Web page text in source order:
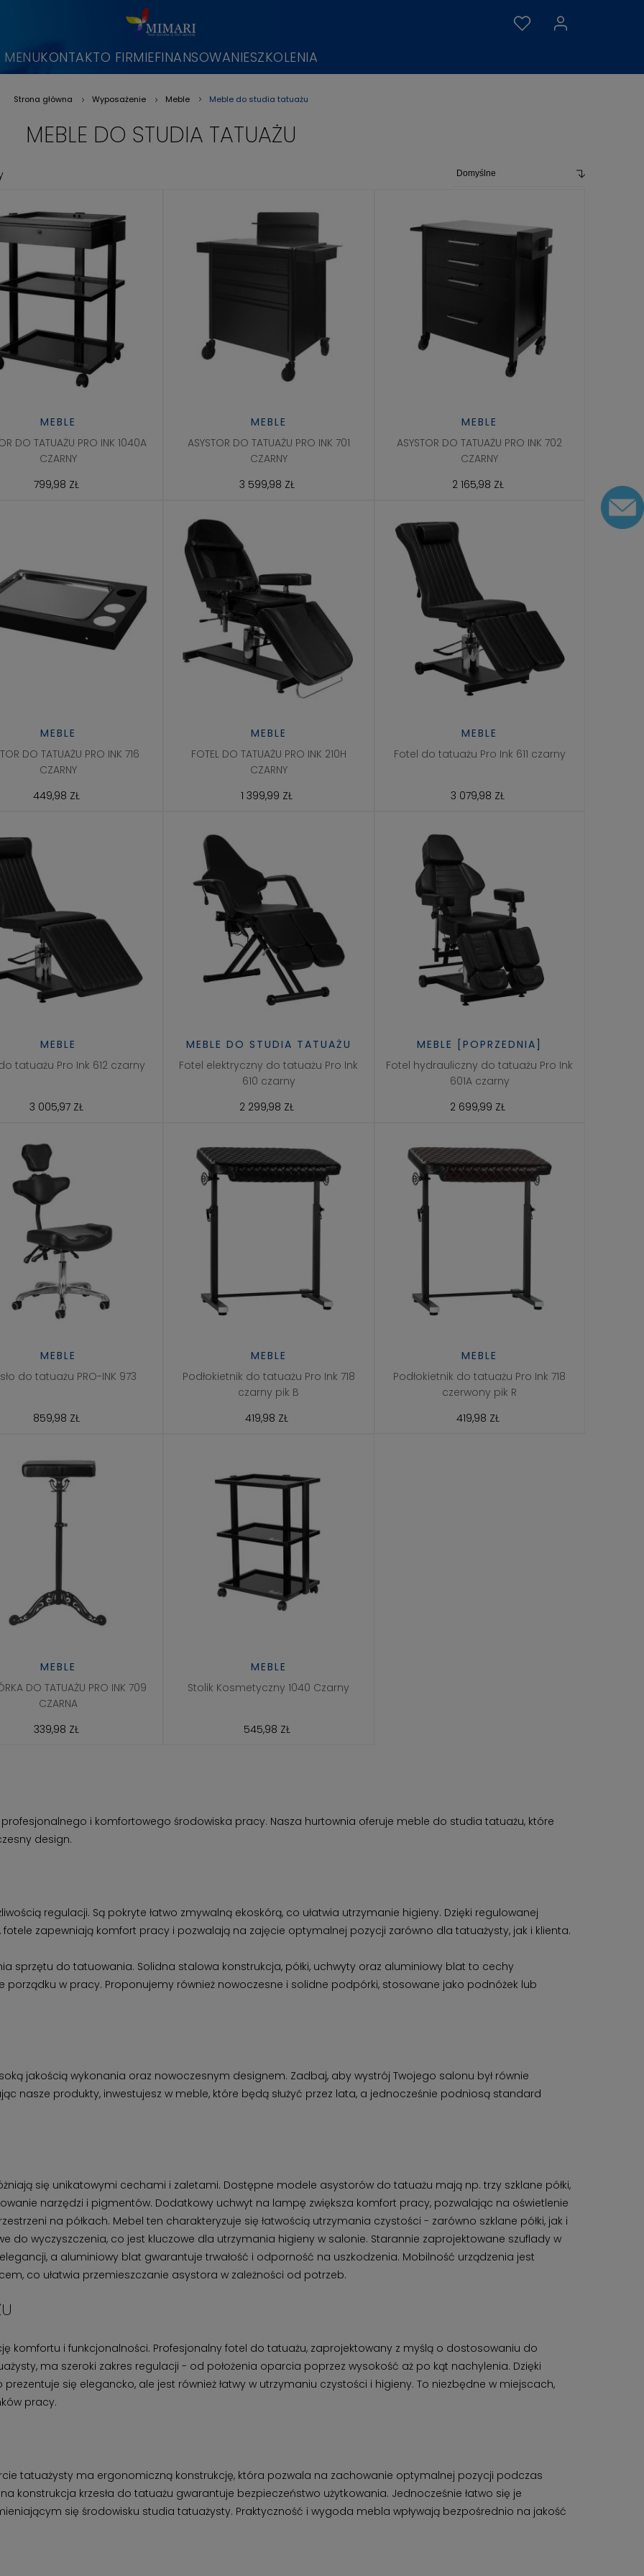
MENUKONTAKTO FIRMIEFINANSOWANIESZKOLENIA
Strona główna Wyposażenie Meble Meble do studia tatuażu
MEBLE DO STUDIA TATUAŻU
MEBLE
DO TATUAŻU PRO INK 1040A
CZARNY
799,98 ZŁ
MEBLE
ASYSTOR DO TATUAŻU PRO INK 701
CZARNY
3 599,98 ZŁ
MEBLE
ASYSTOR DO TATUAŻU PRO INK 702
CZARNY
2 165,98 ZŁ
MEBLE
DO TATUAŻU PRO INK 716
CZARNY
449,98 ZŁ
MEBLE
FOTEL DO TATUAŻU PRO INK 210H
CZARNY
1 399,99 ZŁ
MEBLE
Fotel do tatuażu Pro Ink 611 czarny
3 079,98 ZŁ
MEBLE
tatuażu Pro Ink 612 czarny
3 005,97 ZŁ
MEBLE DO STUDIA TATUAŻU
Fotel elektryczny do tatuażu Pro Ink
610 czarny
2 299,98 ZŁ
MEBLE [POPRZEDNIA]
Fotel hydrauliczny do tatuażu Pro Ink
601A czarny
2 699,99 ZŁ
MEBLE
do tatuażu PRO-INK 973
859,98 ZŁ
MEBLE
Podłokietnik do tatuażu Pro Ink 718
czarny pik B
419,98 ZŁ
MEBLE
Podłokietnik do tatuażu Pro Ink 718
czerwony pik R
419,98 ZŁ
MEBLE
DO TATUAŻU PRO INK 709
CZARNA
339,98 ZŁ
MEBLE
Stolik Kosmetyczny 1040 Czarny
545,98 ZŁ
i komfortowego środowiska pracy. Nasza hurtownia oferuje meble do studia tatuażu, które
design.
regulacji. Są pokryte łatwo zmywalną ekoskórą, co ułatwia utrzymanie higieny. Dzięki regulowanej
zapewniają komfort pracy i pozwalają na zajęcie optymalnej pozycji zarówno dla tatuażysty, jak i klienta.
sprzętu do tatuowania. Solidna stalowa konstrukcja, półki, uchwyty oraz aluminiowy blat to cechy
porządku w pracy. Proponujemy również nowoczesne i solidne podpórki, stosowane jako podnóżek lub
jakością wykonania oraz nowoczesnym designem. Zadbaj, aby wystrój Twojego salonu był równie
nasze produkty, inwestujesz w meble, które będą służyć przez lata, a jednocześnie podniosą standard
się unikatowymi cechami i zaletami. Dostępne modele asystorów do tatuażu mają np. trzy szklane półki,
narzędzi i pigmentów. Dodatkowy uchwyt na lampę zwiększa komfort pracy, pozwalając na oświetlenie
na półkach. Mebel ten charakteryzuje się łatwością utrzymania czystości - zarówno szklane półki, jak i
do wyczyszczenia, co jest kluczowe dla utrzymania higieny w salonie. Starannie zaprojektowane szuflady w
a aluminiowy blat gwarantuje trwałość i odporność na uszkodzenia. Mobilność urządzenia jest
co ułatwia przemieszczanie asystora w zależności od potrzeb.
komfortu i funkcjonalności. Profesjonalny fotel do tatuażu, zaprojektowany z myślą o dostosowaniu do
ma szeroki zakres regulacji - od położenia oparcia poprzez wysokość aż po kąt nachylenia. Dzięki
się elegancko, ale jest również łatwy w utrzymaniu czystości i higieny. To niezbędne w miejscach,
pracy.
tatuażysty ma ergonomiczną konstrukcję, która pozwala na zachowanie optymalnej pozycji podczas
konstrukcja krzesła do tatuażu gwarantuje bezpieczeństwo użytkowania. Jednocześnie łatwo się je
się środowisku studia tatuażysty. Praktyczność i wygoda mebla wpływają bezpośrednio na jakość